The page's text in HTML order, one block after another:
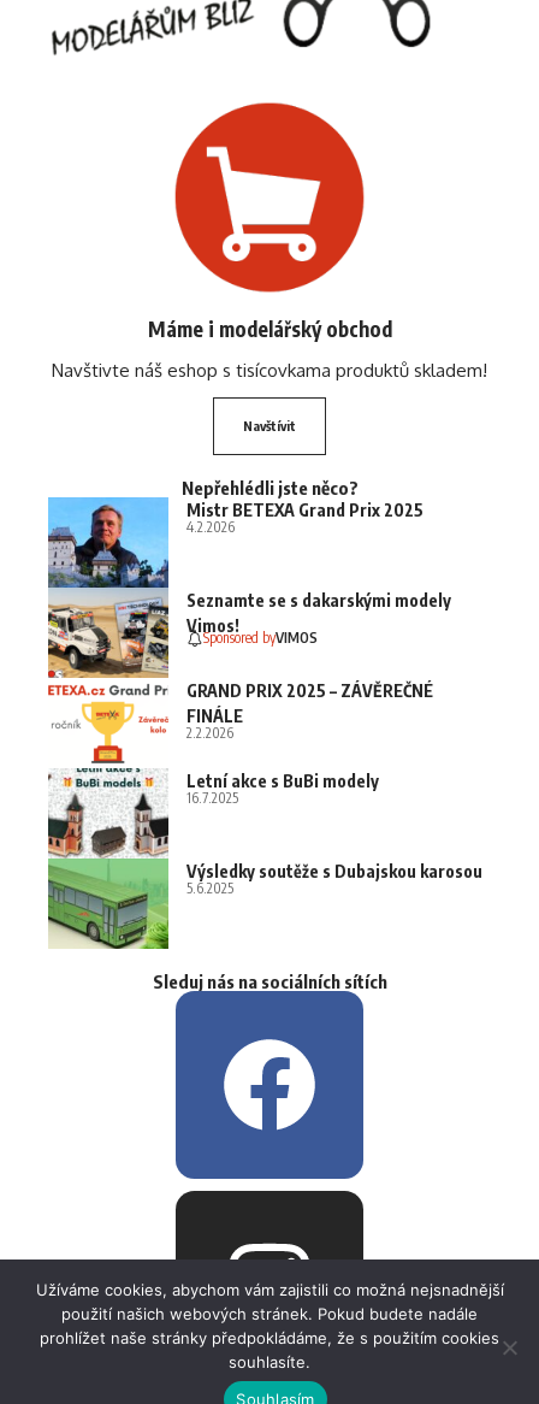
Máme i modelářský obchod
Navštivte náš eshop s tisícovkama produktů skladem!
Navštívit
Nepřehlédli jste něco?
Mistr BETEXA Grand Prix 2025
4.2.2026
Seznamte se s dakarskými modely
Vimos!
Sponsored byVIMOS
GRAND PRIX 2025 – ZÁVĚREČNÉ
FINÁLE
2.2.2026
Letní akce s BuBi modely
16.7.2025
Výsledky soutěže s Dubajskou karosou
5.6.2025
Sleduj nás na sociálních sítích
Užíváme cookies, abychom vám zajistili co možná nejsnadnější
použití našich webových stránek. Pokud budete nadále
prohlížet naše stránky předpokládáme, že s použitím cookies
souhlasíte.
Souhlasím